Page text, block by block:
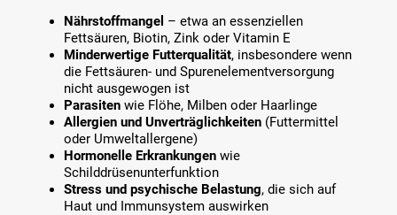
Nährstoffmangel – etwa an essenziellen
Fettsäuren, Biotin, Zink oder Vitamin E
Minderwertige Futterqualität, insbesondere wenn
die Fettsäuren- und Spurenelementversorgung
nicht ausgewogen ist
Parasiten wie Flöhe, Milben oder Haarlinge
Allergien und Unverträglichkeiten (Futtermittel
oder Umweltallergene)
Hormonelle Erkrankungen wie
Schilddrüsenunterfunktion
Stress und psychische Belastung, die sich auf
Haut und Immunsystem auswirken